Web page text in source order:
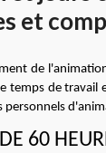
et
de
temps de travail
personnels
60